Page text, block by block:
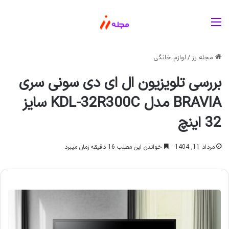
مجله رز/ لوازم خانگی
بررسی تلویزیون ال ای دی سونی سری
BRAVIA مدل KDL-32R300C سایز
32 اینچ
مرداد 11, 1404 خواندن این مطلب 16 دقیقه زمان میبرد